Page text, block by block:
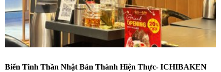
Biến Tinh Thần Nhật Bản Thành Hiện Thực- ICHIBAKEN